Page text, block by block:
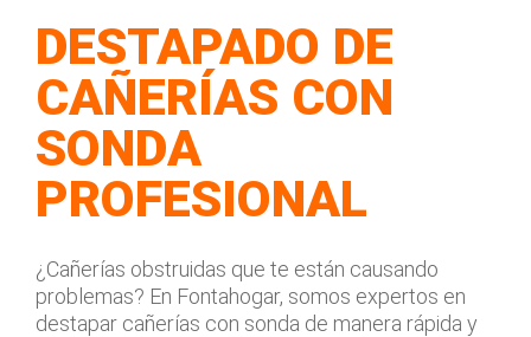
DESTAPADO DE
CAÑERÍAS CON
SONDA
PROFESIONAL
¿Cañerías obstruidas que te están causando
problemas? En Fontahogar, somos expertos en
destapar cañerías con sonda de manera rápida y